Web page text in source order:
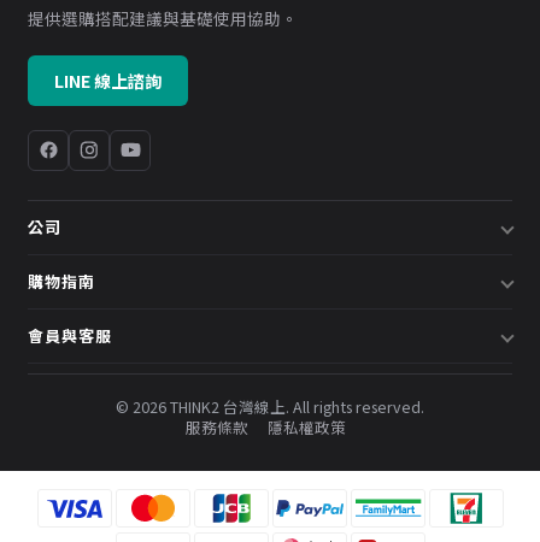
提供選購搭配建議與基礎使用協助。
LINE 線上諮詢
公司
關於我們
預約諮詢
購物指南
配送說明
常見問題
會員與客服
會員中心
© 2026 THINK2 台灣線上. All rights reserved.
服務條款
隱私權政策